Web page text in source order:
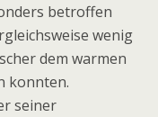
betroffen
wenig
dem warmen
konnten.
seiner